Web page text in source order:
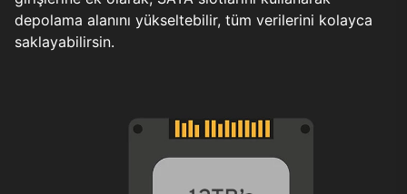
depolama alanını yükseltebilir, tüm verilerini kolayca
saklayabilirsin.